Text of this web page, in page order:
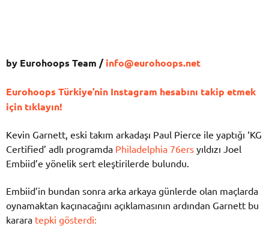
by Eurohoops Team /info@eurohoops.net
Eurohoops Türkiye’nin Instagram hesabını takip etmek
için tıklayın!
Kevin Garnett, eski takım arkadaşı Paul Pierce ile yaptığı ‘KG
Certified’ adlı programda Philadelphia 76ers yıldızı Joel
Embiid’e yönelik sert eleştirilerde bulundu.
Embiid’in bundan sonra arka arkaya günlerde olan maçlarda
oynamaktan kaçınacağını açıklamasının ardından Garnett bu
karara tepki gösterdi: